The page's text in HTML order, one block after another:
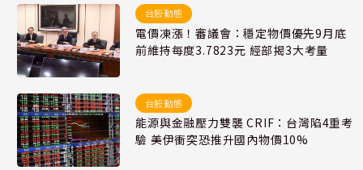
台股動態
電價凍漲！審議會：穩定物價優先9月底
前維持每度3.7823元 經部揭3大考量
台股動態
能源與金融壓力雙襲 CRIF：台灣陷4重考
驗 美伊衝突恐推升國內物價10%